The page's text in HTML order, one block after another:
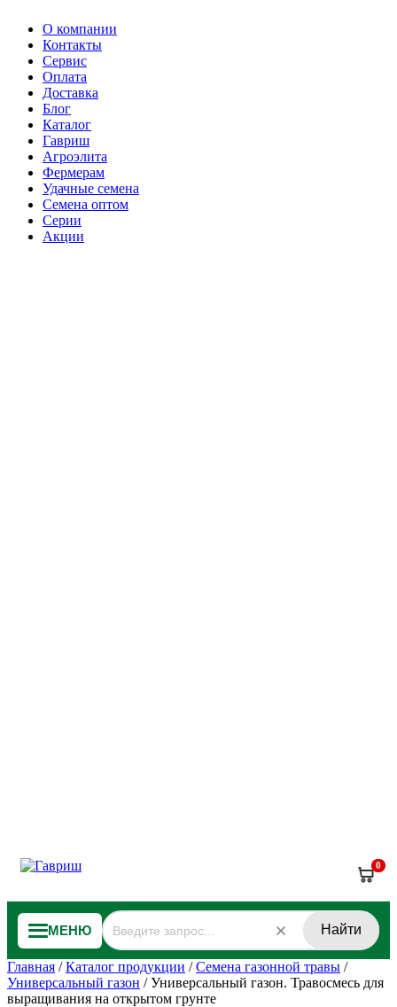
О компании
Контакты
Сервис
Оплата
Доставка
Блог
Каталог
Гавриш
Агроэлита
Фермерам
Удачные семена
Семена оптом
Серии
Акции
0
МЕНЮ Найти
Главная /Каталог продукции /Семена газонной травы /
Универсальный газон /Универсальный газон. Травосмесь для
выращивания на открытом грунте